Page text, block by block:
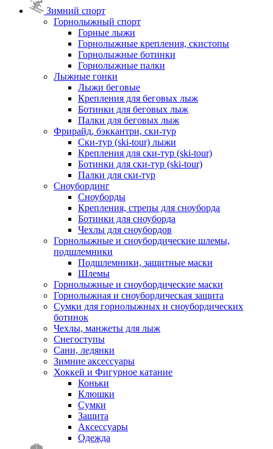
Зимний спорт
Горнолыжный спорт
Горные лыжи
Горнолыжные крепления, скистопы
Горнолыжные ботинки
Горнолыжные палки
Лыжные гонки
Лыжи беговые
Крепления для беговых лыж
Ботинки для беговых лыж
Палки для беговых лыж
Фрирайд, бэккантри, ски-тур
Ски-тур (ski-tour) лыжи
Крепления для ски-тур (ski-tour)
Ботинки для ски-тур (ski-tour)
Палки для ски-тур
Сноубординг
Сноуборды
Крепления, стрепы для сноуборда
Ботинки для сноуборда
Чехлы для сноубордов
Горнолыжные и сноубордические шлемы,
подшлемники
Подшлемники, защитные маски
Шлемы
Горнолыжные и сноубордические маски
Горнолыжная и сноубордическая защита
Сумки для горнолыжных и сноубордических
ботинок
Чехлы, манжеты для лыж
Снегоступы
Сани, ледянки
Зимние аксессуары
Хоккей и Фигурное катание
Коньки
Клюшки
Сумки
Защита
Аксессуары
Одежда